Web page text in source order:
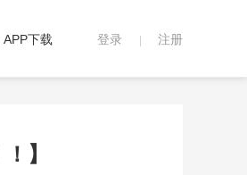
登录 注册
APP下载
】